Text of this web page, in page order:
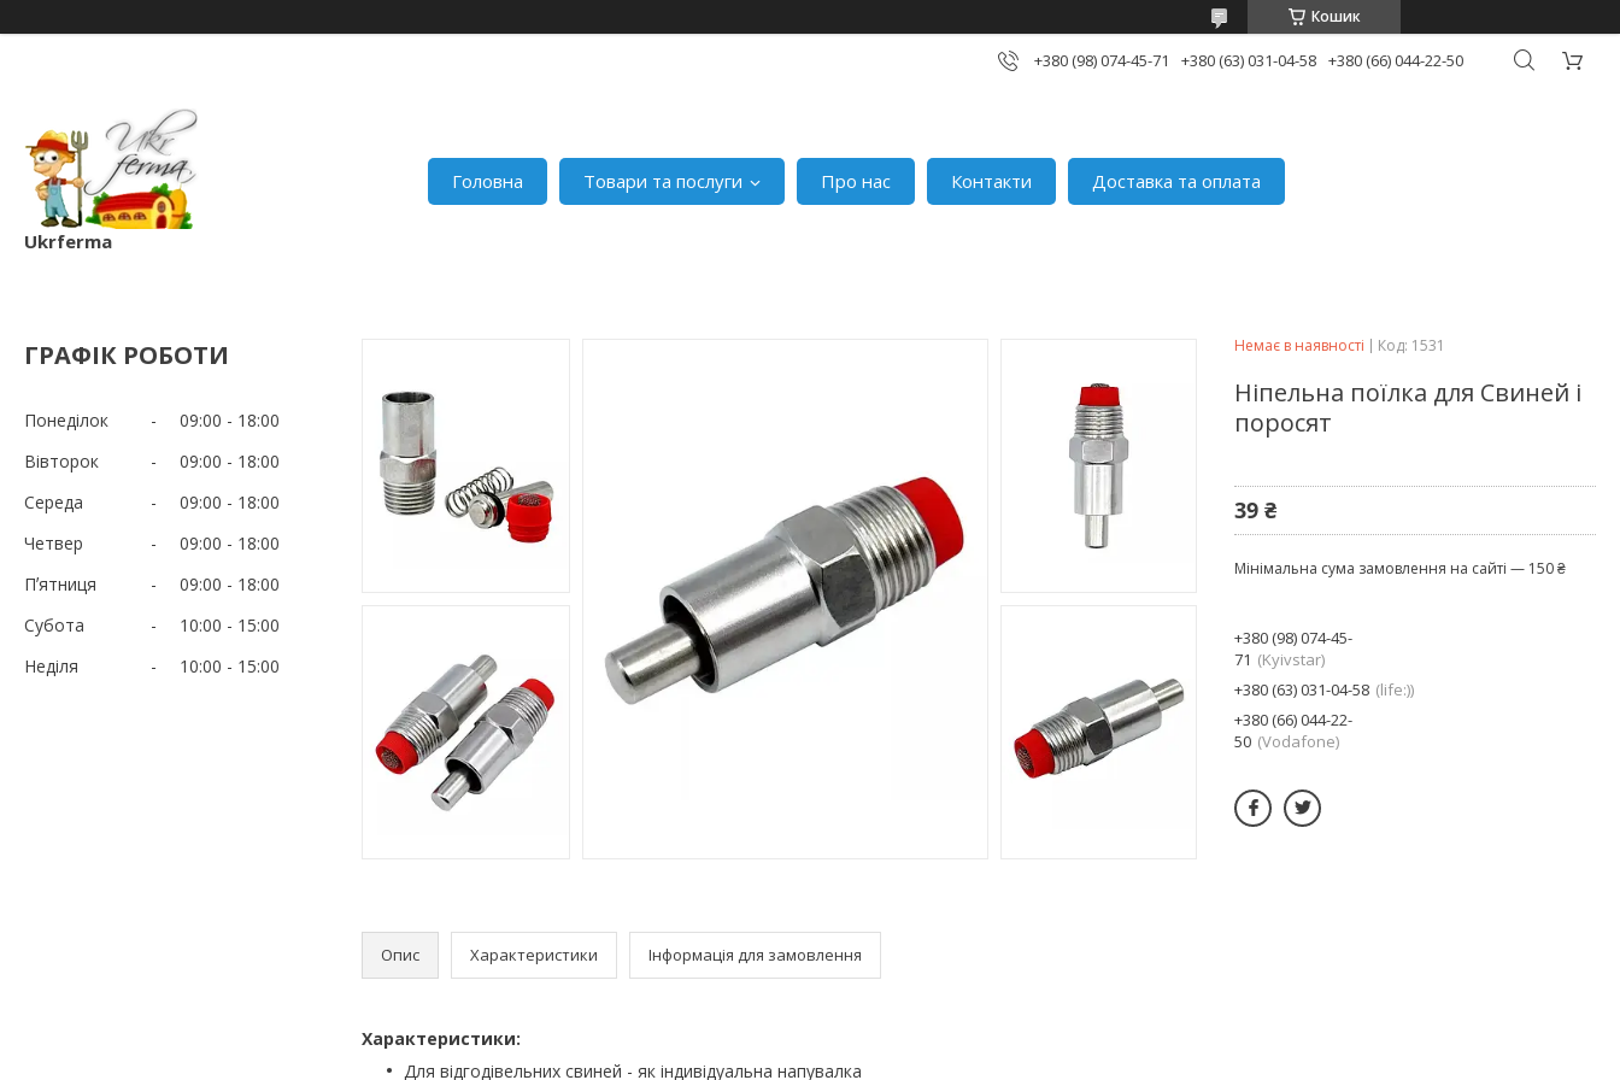
Кошик
+380 (98) 074-45-71 +380 (63) 031-04-58 +380 (66) 044-22-50
Ukrferma
Головна Товари та послуги Про нас Контакти Доставка та оплата
ГРАФІК РОБОТИ
Понеділок 09:00
18:00
Вівторок
09:00
18:00
Середа
09:00
18:00
Четвер
09:00
18:00
Пʼятниця
09:00
18:00
Субота
10:00
15:00
Неділя
10:00 15:00
Опис Характеристики Інформація для замовлення
Характеристики:
Для відгодівельних свиней - як індивідуальна напувалка
Немає в наявності Код: 1531
Ніпельна поїлка для Свиней і
поросят
39 ₴
Мінімальна сума замовлення на сайті — 150 ₴
+380 (98) 074-45-
71
Kyivstar
+380 (63) 031-04-58 life:)
+380 (66) 044-22-
50 Vodafone